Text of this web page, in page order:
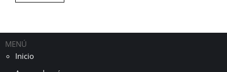
MENÚ
Inicio